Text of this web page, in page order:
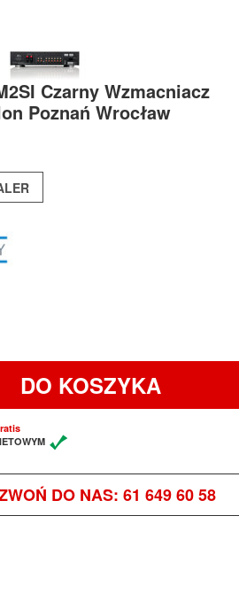
Czarny Wzmacniacz
Poznań Wrocław
DO KOSZYKA
DO NAS: 61 649 60 58